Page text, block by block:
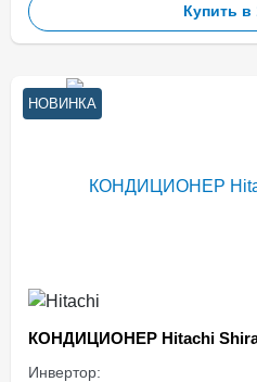
Купить в
НОВИНКА
КОНДИЦИОНЕР Hitachi
Инвертор: